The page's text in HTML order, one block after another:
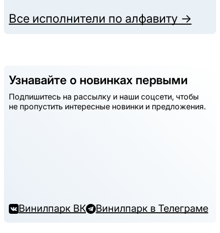
Все исполнители по алфавиту →
Узнавайте о новинках первыми
Подпишитесь на рассылку и наши соцсети, чтобы
не пропустить интересные новинки и предложения.
Винилпарк ВК Винилпарк в Телеграме